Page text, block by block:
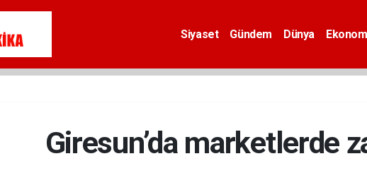
Siyaset Gündem Dünya
Giresun’da marketlerde